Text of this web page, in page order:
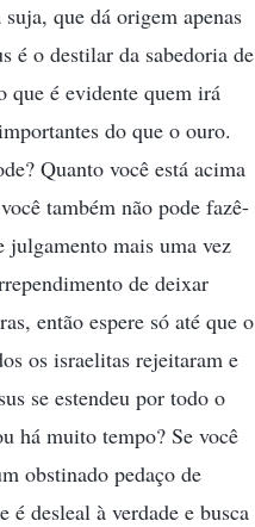
que dá origem apenas
é o destilar da sabedoria de
que é evidente quem irá
do que o ouro.
Quanto você está acima
também não pode fazê-
mais uma vez
de deixar
então espere só até que o
os israelitas rejeitaram e
se estendeu por todo o
há muito tempo? Se você
obstinado pedaço de
é desleal à verdade e busca